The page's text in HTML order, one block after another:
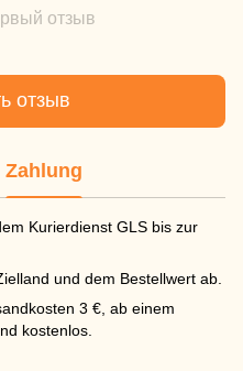
отзыв
отзыв
Zahlung
Kurierdienst GLS bis zur
und dem Bestellwert ab.
3 €, ab einem
kostenlos.